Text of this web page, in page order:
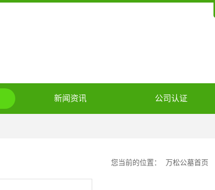
新闻资讯 公司认证
您当前的位置： 万松公墓首页